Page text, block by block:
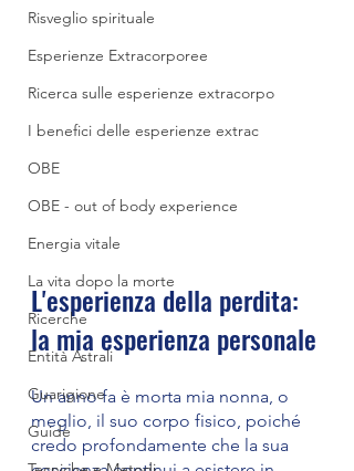
Risveglio spirituale
Esperienze Extracorporee
Ricerca sulle esperienze extracorpo
I benefici delle esperienze extrac
OBE
OBE - out of body experience
Energia vitale
La vita dopo la morte
Ricerche
Entità Astrali
Guarigione
Guide
L'esperienza della perdita:
la mia esperienza personale
Un anno fa è morta mia nonna, o
meglio, il suo corpo fisico, poiché
credo profondamente che la sua